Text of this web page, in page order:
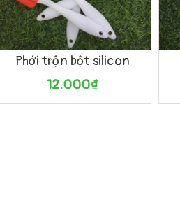
Phới trộn bột silicon
12.000₫
Mua hàng Xem nhanh